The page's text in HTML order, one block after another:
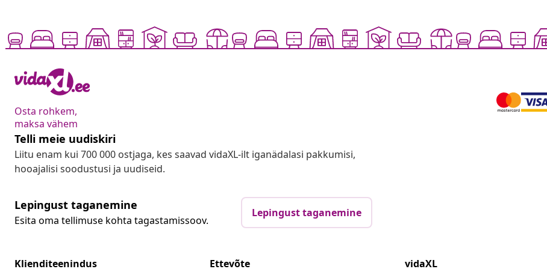
Osta rohkem,
maksa vähem
Telli meie uudiskiri
Liitu enam kui 700 000 ostjaga, kes saavad vidaXL-ilt iganädalasi pakkumisi,
hooajalisi soodustusi ja uudiseid.
Lepingust taganemine
Esita oma tellimuse kohta tagastamissoov.
Lepingust taganemine
Klienditeenindus Ettevõte vidaXL